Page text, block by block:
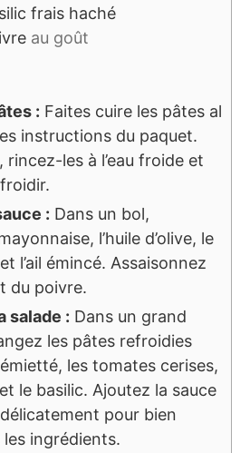
frais haché
au goût
: Faites cuire les pâtes al
instructions du paquet.
les à l’eau froide et
: Dans un bol,
l’huile d’olive, le
l’ail émincé. Assaisonnez
du poivre.
salade : Dans un grand
les pâtes refroidies
les tomates cerises,
le basilic. Ajoutez la sauce
pour bien
ingrédients.